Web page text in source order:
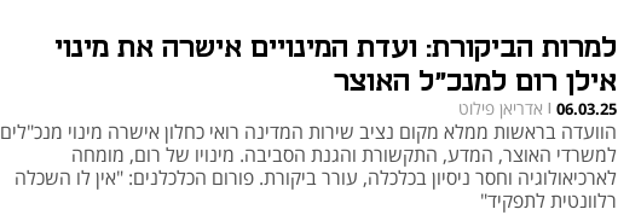
למרות הביקורת: ועדת המינויים אישרה את מינוי
אילן רום למנכ"ל האוצר
06.03.25
| אדריאן פילוט
הוועדה בראשות ממלא מקום נציב שירות המדינה רואי כחלון אישרה מינוי מנכ"לים
למשרדי האוצר, המדע, התקשורת והגנת הסביבה. מינויו של רום, מומחה
לארכיאולוגיה וחסר ניסיון בכלכלה, עורר ביקורת. פורום הכלכלנים: "אין לו השכלה
רלוונטית לתפקיד"